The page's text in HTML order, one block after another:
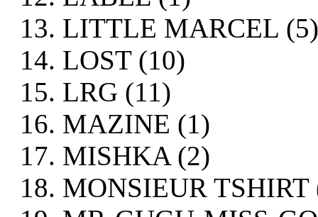
LITTLE MARCEL (5)
LOST (10)
LRG (11)
MAZINE (1)
MISHKA (2)
MONSIEUR TSHIRT